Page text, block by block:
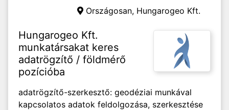
Országosan, Hungarogeo Kft.
Hungarogeo Kft.
munkatársakat keres
adatrögzítő / földmérő
pozícióba
adatrögzítő-szerkesztő: geodéziai munkával
kapcsolatos adatok feldolgozása, szerkesztése